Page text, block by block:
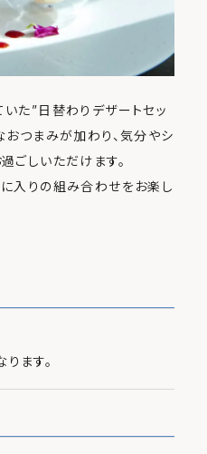
た”日替わりデザートセッ
おつまみが加わり、気分やシ
ごしいただけます。
入りの組み合わせをお楽し
ます。